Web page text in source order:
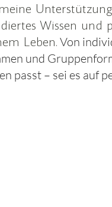
Wissen und
Leben. Von
und
passt – sei es auf